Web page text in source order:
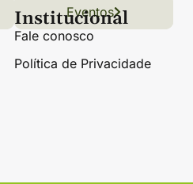
Grãos
Hortifrúti
Eventos
Institucional
Fale conosco
Política de Privacidade